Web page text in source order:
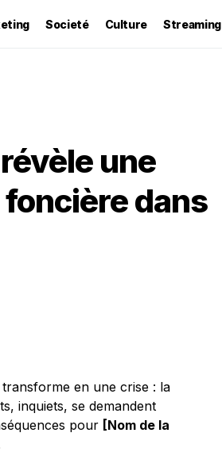
Societé Culture Streaming
une
dans
en une crise : la
inquiets, se demandent
pour [Nom de la